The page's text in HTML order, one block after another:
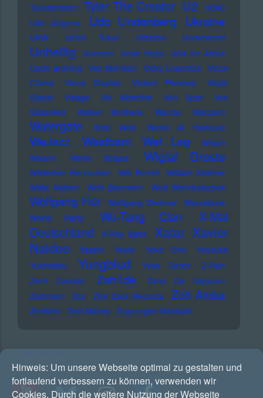
Tuxedomoon Tyler The Creator U2
UB40
Udo Jürgens
Udo Lindenberg Ukraine
UKW Ulrich Tukur Ultravox Underworld
Unheilig Unionen Uriah Heep
USA for Africa
Uschi Brüning Van Morrison Vicky Leandros Vince
Clarke
Vince Staples Violent Femmes
Virgin
Steele
Visage Viv Albertine Von Spar
Von
Südenfed
Walker Brothers Wanda Warpaint
Watergate Web Web Weird Al Yankovic
WeJazz Westbam Wet Leg
Wham
Wham!
White Stripes Wiglaf Droste
Wildecker Herzbuben Will Ferrell
William Shatner
Willie Nelson
Wolf Biermann Wolf Wondratschek
Wolfgang Flür Wolfgang Zechner
Woodstock
World Party
Wu-Tang Clan
X-Mal
Deutschland
X-Ray Spex Xatar Xavier
Naidoo
Yassin Yeule Yoko Ono
Yousuke
Yukimatsu
Yungblud Yves Tumor
Z-Pain
Zach Condon
Zah1de
Zaho De Sagazan
Zartmann
Zaz Zick Zack Records Zoh Amba
Zombies Zoot Money Zugezogen Maskulin
Hinweis: Um unsere Webseite optimal zu gestalten und
fortlaufend verbessern zu können, verwenden wir
Cookies. Durch die weitere Nutzung der Webseite